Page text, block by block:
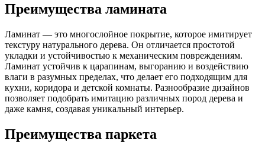
Преимущества ламината
Ламинат — это многослойное покрытие, которое имитирует
текстуру натурального дерева. Он отличается простотой
укладки и устойчивостью к механическим повреждениям.
Ламинат устойчив к царапинам, выгоранию и воздействию
влаги в разумных пределах, что делает его подходящим для
кухни, коридора и детской комнаты. Разнообразие дизайнов
позволяет подобрать имитацию различных пород дерева и
даже камня, создавая уникальный интерьер.
Преимущества паркета